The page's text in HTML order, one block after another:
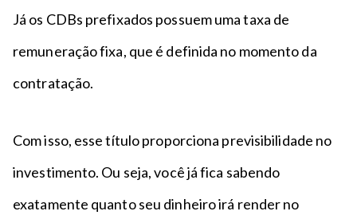
Já os CDBs prefixados possuem uma taxa de
remuneração fixa, que é definida no momento da
contratação.
Com isso, esse título proporciona previsibilidade no
investimento. Ou seja, você já fica sabendo
exatamente quanto seu dinheiro irá render no